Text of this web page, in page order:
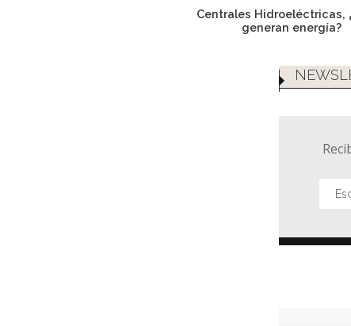
Centrales Hidroeléctricas,
generan energía?